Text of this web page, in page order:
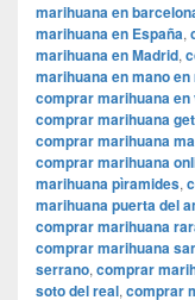
marihuana en
marihuana en España,
marihuana en Madrid,
marihuana en mano
comprar marihuana en
comprar marihuana
comprar marihuana
comprar marihuana
marihuana pìramides,
marihuana puerta del
comprar marihuana
comprar marihuana
serrano, comprar
soto del real, comprar